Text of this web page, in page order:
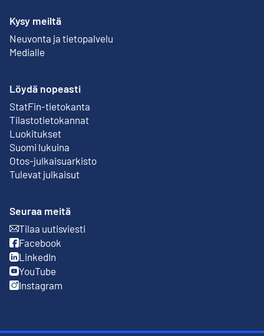
Kysy meiltä
Neuvonta ja tietopalvelu
Medialle
Löydä nopeasti
StatFin-tietokanta
Ulkoinen linkki
Tilastotietokannat
Luokitukset
Suomi lukuina
Otos-julkaisuarkisto
Ulkoinen linkki
Tulevat julkaisut
Seuraa meitä
Tilaa uutisviesti
Ulkoinen linkki
Facebook
Ulkoinen linkki
LinkedIn
Ulkoinen linkki
YouTube
Ulkoinen linkki
Instagram
Ulkoinen linkki